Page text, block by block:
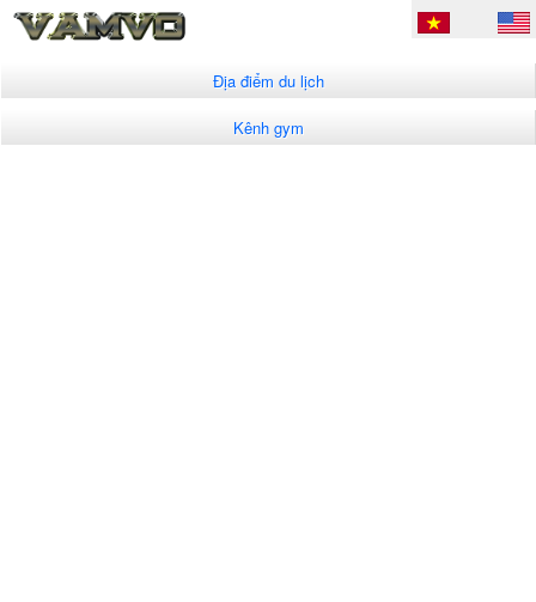
Địa điểm du lịch
Kênh gym